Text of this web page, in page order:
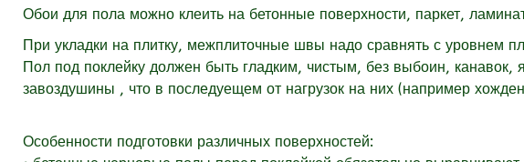
Обои для пола можно клеить на бетонные поверхности, паркет,
При укладки на плитку, межплиточные швы надо сравнять с уровнем
Пол под поклейку должен быть гладким, чистым, без выбоин,
завоздушины , что в последуещем от нагрузок на них (например
Особенности подготовки различных поверхностей: